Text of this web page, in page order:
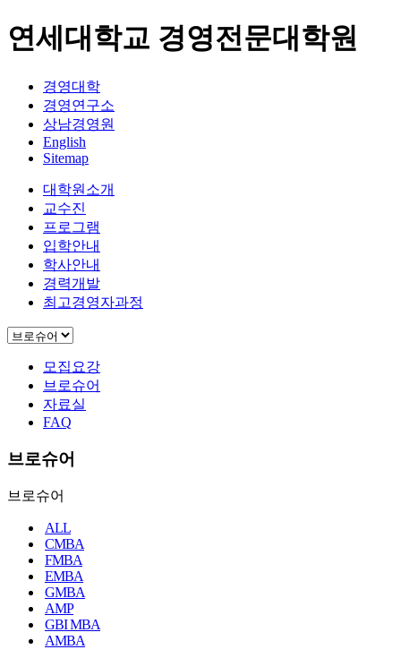
연세대학교 경영전문대학원
경영대학
경영연구소
상남경영원
English
Sitemap
대학원소개
교수진
프로그램
입학안내
학사안내
경력개발
최고경영자과정
모집요강
브로슈어
자료실
FAQ
브로슈어
브로슈어
ALL
CMBA
FMBA
EMBA
GMBA
AMP
GBI MBA
AMBA